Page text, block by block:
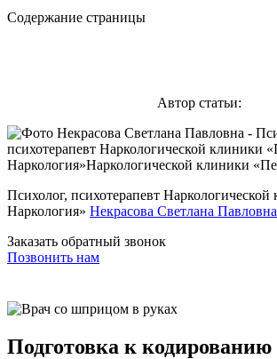
Содержание страницы
Автор статьи:
Психолог, психотерапевт
Наркология» Некрасова Светлана Павловна
Заказать обратный звонок
Позвонить нам
Подготовка к кодированию